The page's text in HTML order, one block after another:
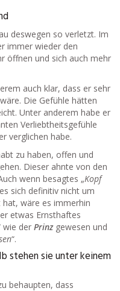
deswegen so verletzt. Im
immer wieder den
öffnen und sich auch mehr
auch klar, dass er sehr
Die Gefühle hätten
Unter anderem habe er
Verliebtheitsgefühle
verglichen habe.
zu haben, offen und
Dieser ahnte von den
wenn besagtes „Kopf
sich definitiv nicht um
wäre es immerhin
etwas Ernsthaftes
wie der Prinz gewesen und
“.
stehen sie unter keinem
behaupten, dass